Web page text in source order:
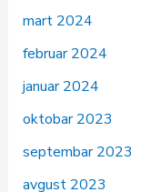
mart 2024
februar 2024
januar 2024
oktobar 2023
septembar 2023
avgust 2023